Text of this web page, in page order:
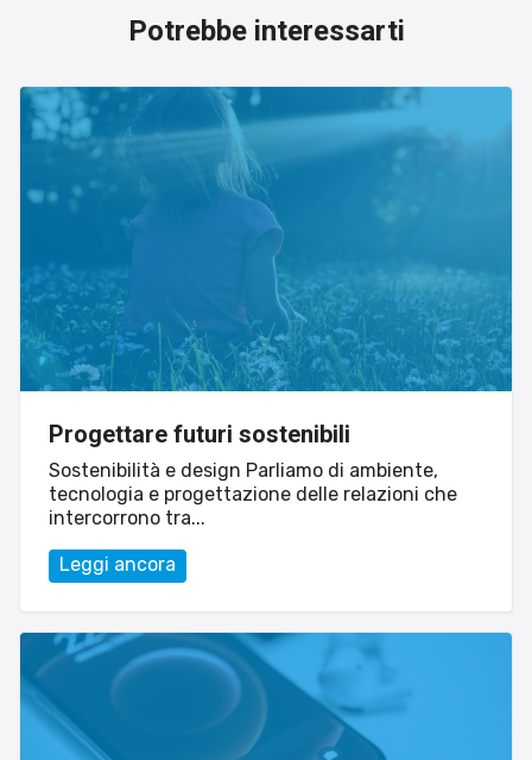
Settore arte, artigianato
Settore food
Seguici su
Potrebbe interessarti
Progettare futuri sostenibili
Sostenibilità e design Parliamo di ambiente,
tecnologia e progettazione delle relazioni che
intercorrono tra...
Leggi ancora